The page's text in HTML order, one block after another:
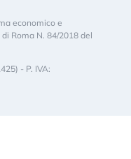
economico e
Roma N. 84/2018 del
- P. IVA: